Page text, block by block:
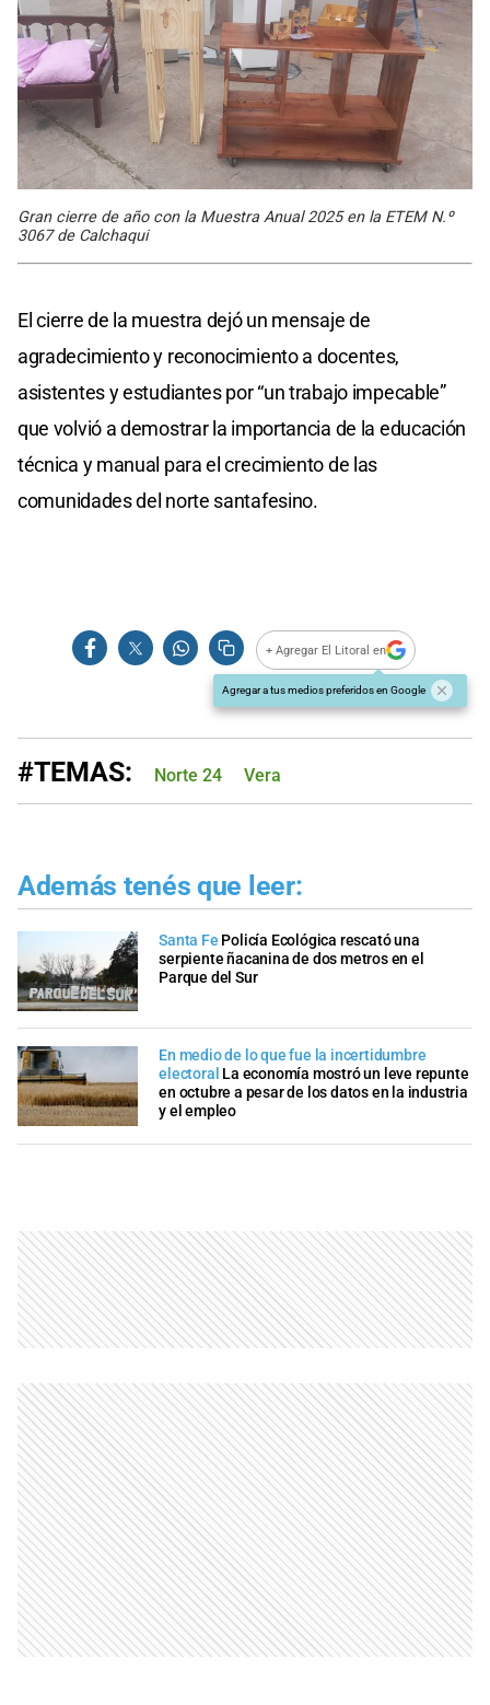
Gran cierre de año con la Muestra Anual 2025 en la ETEM N.º
3067 de Calchaqui
El cierre de la muestra dejó un mensaje de
agradecimiento y reconocimiento a docentes,
asistentes y estudiantes por “un trabajo impecable”
que volvió a demostrar la importancia de la educación
técnica y manual para el crecimiento de las
comunidades del norte santafesino.
+ Agregar El Litoral en
Agregar a tus medios preferidos en Google
#TEMAS: Norte 24 Vera
Además tenés que leer:
Santa Fe Policía Ecológica rescató una
serpiente ñacanina de dos metros en el
Parque del Sur
En medio de lo que fue la incertidumbre
electoral La economía mostró un leve repunte
en octubre a pesar de los datos en la industria
y el empleo